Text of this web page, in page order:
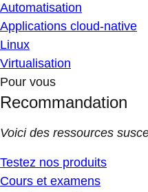
Automatisation
Applications cloud-native
Linux
Virtualisation
Pour vous
Recommandation
Voici des ressources
Testez nos produits
Cours et examens